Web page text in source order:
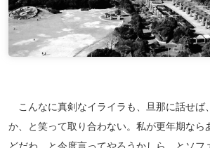
こんなに真剣なイライラも、旦那に話せば
か、と笑って取り合わない。私が更年期なら